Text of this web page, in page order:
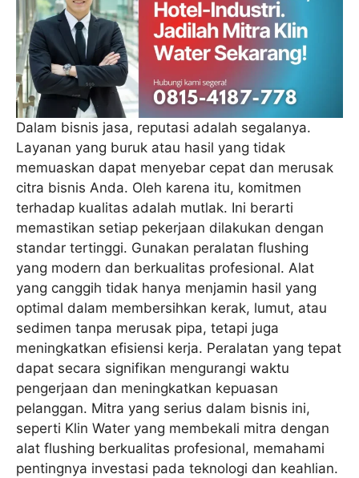
Dalam bisnis jasa, reputasi adalah segalanya.
Layanan yang buruk atau hasil yang tidak
memuaskan dapat menyebar cepat dan merusak
citra bisnis Anda. Oleh karena itu, komitmen
terhadap kualitas adalah mutlak. Ini berarti
memastikan setiap pekerjaan dilakukan dengan
standar tertinggi. Gunakan peralatan flushing
yang modern dan berkualitas profesional. Alat
yang canggih tidak hanya menjamin hasil yang
optimal dalam membersihkan kerak, lumut, atau
sedimen tanpa merusak pipa, tetapi juga
meningkatkan efisiensi kerja. Peralatan yang tepat
dapat secara signifikan mengurangi waktu
pengerjaan dan meningkatkan kepuasan
pelanggan. Mitra yang serius dalam bisnis ini,
seperti Klin Water yang membekali mitra dengan
alat flushing berkualitas profesional, memahami
pentingnya investasi pada teknologi dan keahlian.